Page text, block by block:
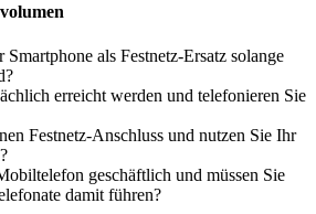
als Festnetz-Ersatz solange
erreicht werden und telefonieren Sie
Festnetz-Anschluss und nutzen Sie Ihr
geschäftlich und müssen Sie
damit führen?